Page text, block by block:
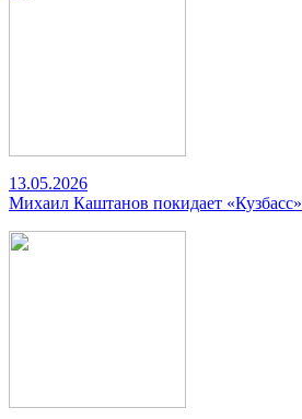
13.05.2026
Михаил Каштанов покидает «Кузбасс»